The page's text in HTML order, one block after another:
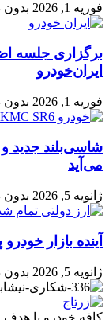
فوریه 1, 2026 بدون
برگزاری جلسه
ایران‌خودرو
فوریه 1, 2026 بدون
می‌آید
ژانویه 5, 2026 بدون
آینده بازار
ژانویه 5, 2026 بدون
کافه خودرو با